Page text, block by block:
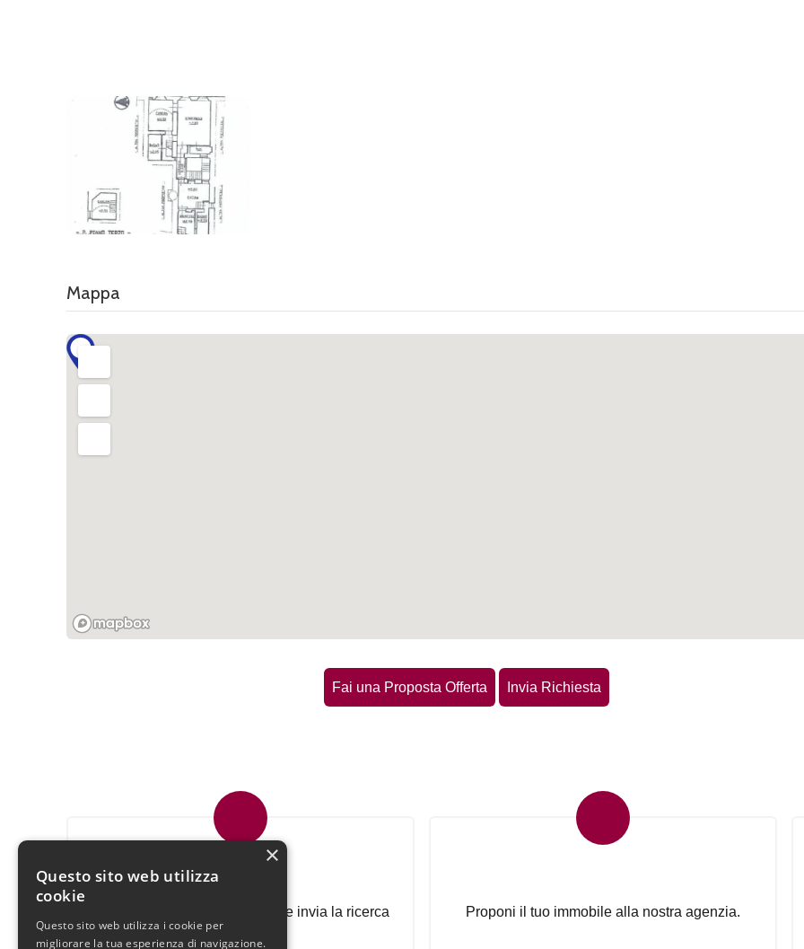
Mappa
Fai una Proposta Offerta Invia Richiesta
Invia la tua ricerca all'agenzia
Descrivi l'immobile che cerchi e invia la ricerca
all'agenzia.
Proponi il tuo immobile alla nostra agenzia.
×
Questo sito web utilizza
cookie
Questo sito web utilizza i cookie per
migliorare la tua esperienza di navigazione.